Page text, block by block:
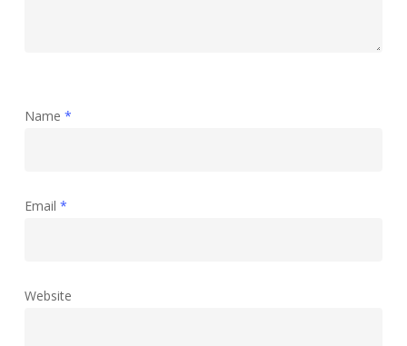
Name *
Email *
Website